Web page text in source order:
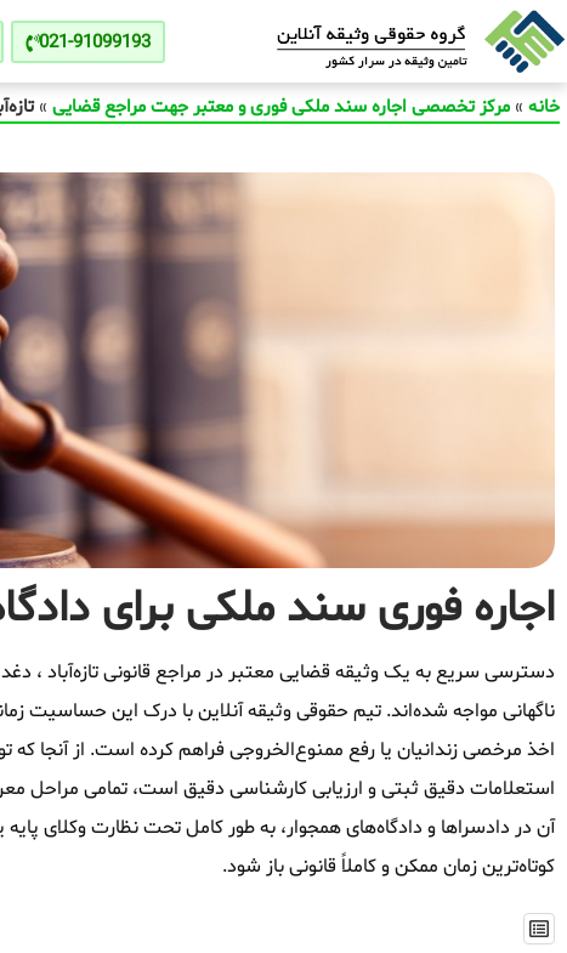
021-91099193
خانه » مرکز تخصصی اجاره سند ملکی فوری و معتبر جهت مراجع قضایی »
اجاره فوری سند ملکی برای
دسترسی سریع به یک وثیقه قضایی معتبر در مراجع قانونی تازه‌آباد ،
ناگهانی مواجه شده‌اند. تیم حقوقی وثیقه آنلاین با درک این حساسیت
اخذ مرخصی زندانیان یا رفع ممنوع‌الخروجی فراهم کرده است. از آنجا که
استعلامات دقیق ثبتی و ارزیابی کارشناسی دقیق است، تمامی مراحل
آن در دادسراها و دادگاه‌های همجوار، به طور کامل تحت نظارت وکلای
کوتاه‌ترین زمان ممکن و کاملاً قانونی باز شود.